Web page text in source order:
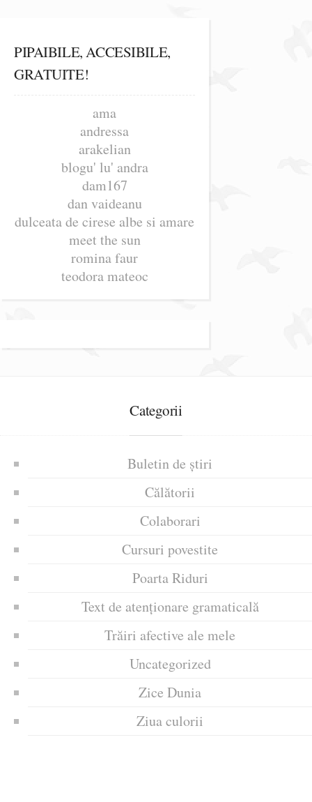
PIPAIBILE, ACCESIBILE,
GRATUITE!
ama
andressa
arakelian
blogu' lu' andra
dam167
dan vaideanu
dulceata de cirese albe si amare
meet the sun
romina faur
teodora mateoc
Categorii
Buletin de știri
Călătorii
Colaborari
Cursuri povestite
Poarta Riduri
Text de atenționare gramaticală
Trăiri afective ale mele
Uncategorized
Zice Dunia
Ziua culorii